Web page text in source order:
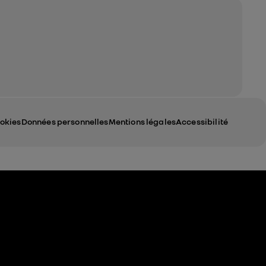
Données personnellesMentions légalesAccessibilité